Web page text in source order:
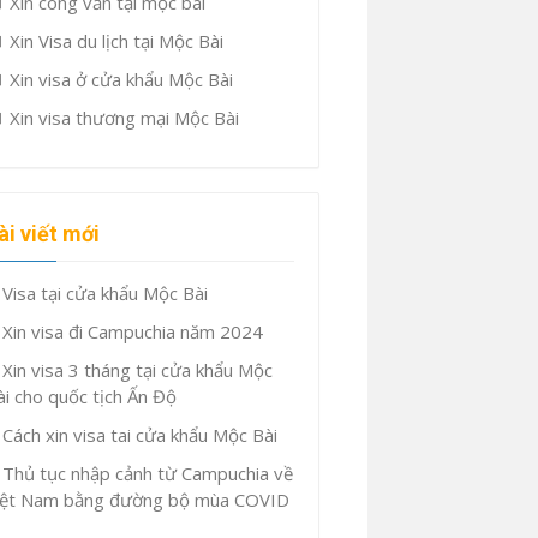
Xin Visa du lịch tại Mộc Bài
Xin visa ở cửa khẩu Mộc Bài
Xin visa thương mại Mộc Bài
viết mới
Visa tại cửa khẩu Mộc Bài
Xin visa đi Campuchia năm 2024
Xin visa 3 tháng tại cửa khẩu Mộc
cho quốc tịch Ấn Độ
Cách xin visa tai cửa khẩu Mộc Bài
Thủ tục nhập cảnh từ Campuchia về
Nam bằng đường bộ mùa COVID